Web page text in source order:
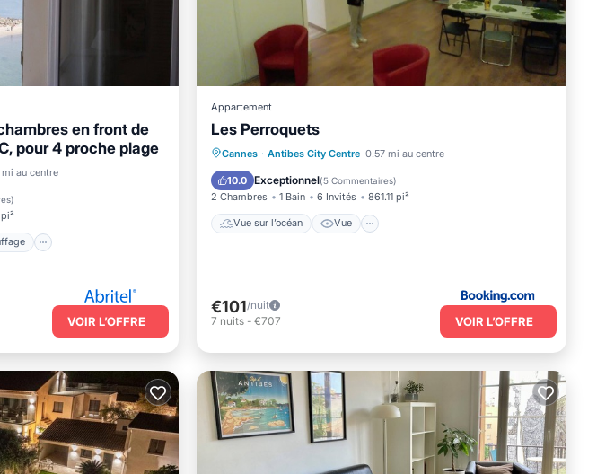
en front de
pour 4 proche plage
au centre
)
Chauffage
Terrasse
VOIR L’OFFRE
Appartement
Les Perroquets
Cannes · Antibes City Centre 0.57 mi au centre
10.0 Exceptionnel(5 Commentaires)
2 Chambres 1 Bain 6 Invités 861.11 pi²
Vue sur l’océan Vue
Vue sur l’océan
Vue
Animaux acceptés
Parking
€101/nuit
7 nuits - €707 VOIR L’OFFRE